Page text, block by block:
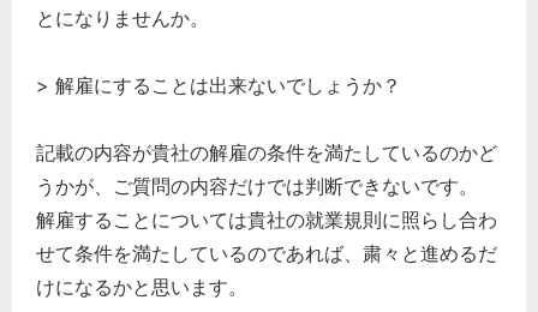
とになりませんか。
> 解雇にすることは出来ないでしょうか？
記載の内容が貴社の解雇の条件を満たしているのかど
うかが、ご質問の内容だけでは判断できないです。
解雇することについては貴社の就業規則に照らし合わ
せて条件を満たしているのであれば、粛々と進めるだ
けになるかと思います。